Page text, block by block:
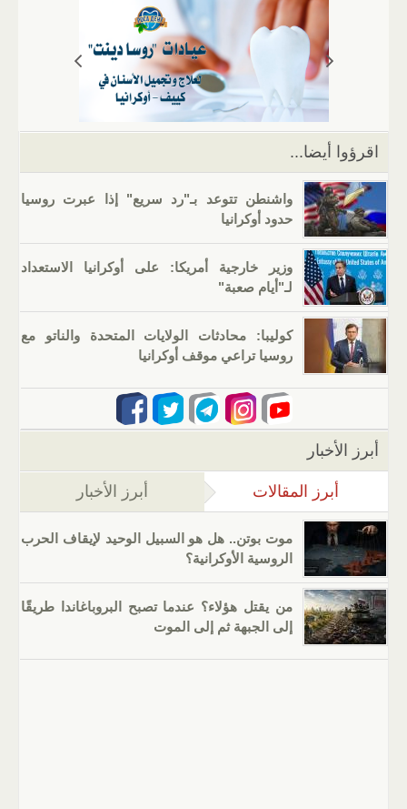
k
er
e
er
gr
a
m
s
A
p
p
اقرؤوا أيضا...
واشنطن تتوعد بـ"رد سريع" إذا عبرت روسيا
حدود أوكرانيا
وزير خارجية أمريكا: على أوكرانيا الاستعداد
لـ"أيام صعبة"
كوليبا: محادثات الولايات المتحدة والناتو مع
روسيا تراعي موقف أوكرانيا
أبرز الأخبار
أبرز المقالات (علامة التبويب النشطة)
أبرز الأخبار
موت بوتن.. هل هو السبيل الوحيد لإيقاف الحرب
الروسية الأوكرانية؟
من يقتل هؤلاء؟ عندما تصبح البروباغاندا طريقًا
إلى الجبهة ثم إلى الموت